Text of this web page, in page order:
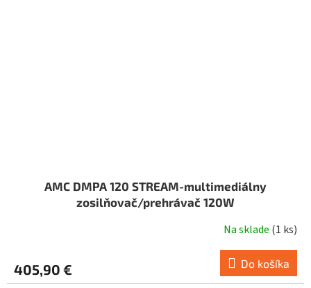
AMC DMPA 120 STREAM-multimediálny
zosilňovač/prehrávač 120W
Na sklade (1 ks)
405,90 € Do košíka